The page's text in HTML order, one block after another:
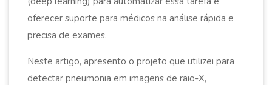
oferecer suporte para médicos na análise rápida e
precisa de exames.
Neste artigo, apresento o projeto que utilizei para
detectar pneumonia em imagens de raio-X,